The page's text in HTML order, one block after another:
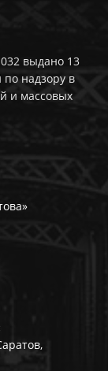
выдано 13
по надзору в
и массовых